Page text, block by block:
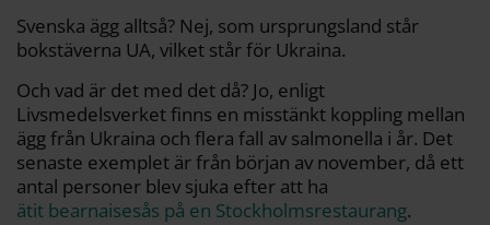
Svenska ägg alltså? Nej, som ursprungsland står
bokstäverna UA, vilket står för Ukraina.
Och vad är det med det då? Jo, enligt
Livsmedelsverket finns en misstänkt koppling mellan
ägg från Ukraina och flera fall av salmonella i år. Det
senaste exemplet är från början av november, då ett
antal personer blev sjuka efter att ha
ätit bearnaisesås på en Stockholmsrestaurang.